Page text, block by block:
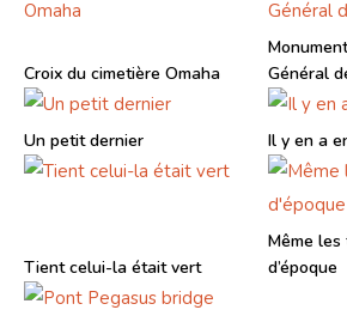
Croix du cimetière Omaha
Général
Un petit dernier Il y en a
Tient celui-la était vert
Même
d’époque